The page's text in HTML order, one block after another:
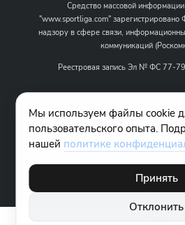
Средство массовой информации
"www.sportliga.com" зарегистрировано
надзору в сфере связи,
коммуникаций
Реестровая запись Эл № ФС 77-
Название -
Учредитель СМИ сетевого издания
О.Н.
Главный редактор СМИ сетевого
Хаимов Д.И.
18+
Мы используем файлы cookie
пользовательского опыта.
нашей политике
Принять
Отклонить